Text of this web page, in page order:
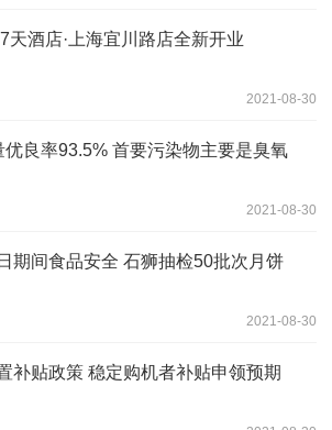
7天酒店·上海宜川路店全新开业
2021-08-30
良率93.5% 首要污染物主要是臭氧
2021-08-30
期间食品安全 石狮抽检50批次月饼
2021-08-30
补贴政策 稳定购机者补贴申领预期